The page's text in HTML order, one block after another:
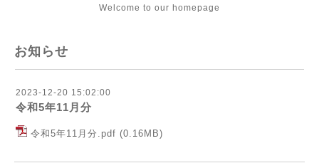
Welcome to our homepage
お知らせ
2023-12-20 15:02:00
令和5年11月分
令和5年11月分.pdf (0.16MB)